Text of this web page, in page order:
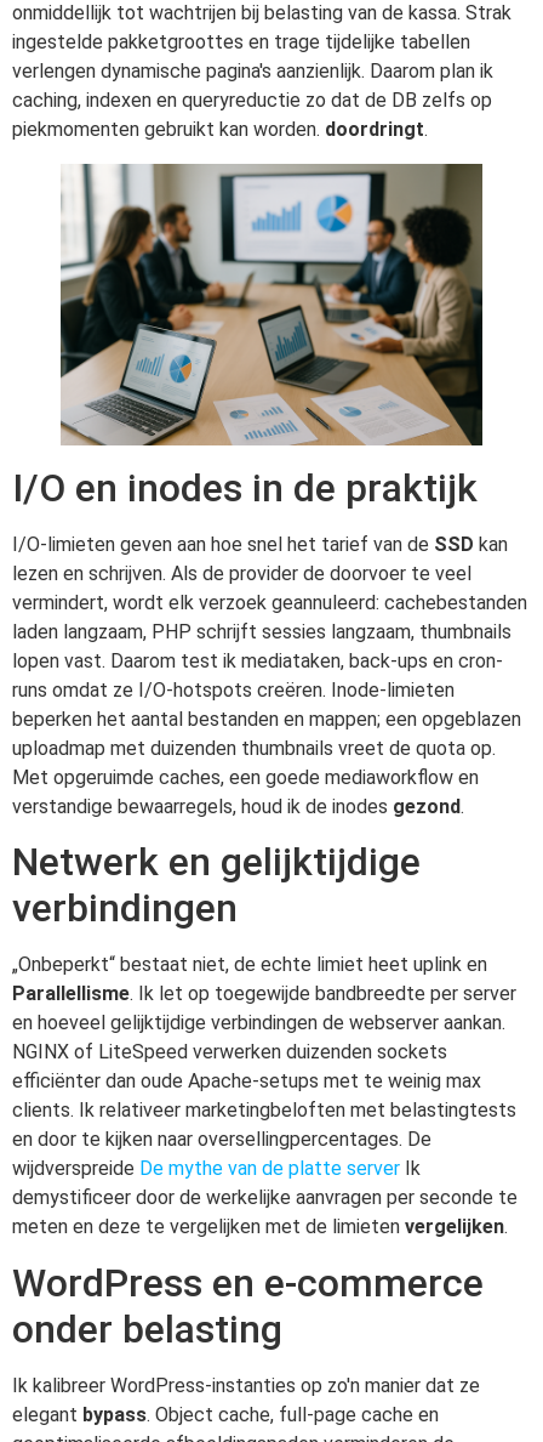
onmiddellijk tot wachtrijen bij belasting van de kassa. Strak
ingestelde pakketgroottes en trage tijdelijke tabellen
verlengen dynamische pagina's aanzienlijk. Daarom plan ik
caching, indexen en queryreductie zo dat de DB zelfs op
piekmomenten gebruikt kan worden. doordringt.
I/O en inodes in de praktijk
I/O-limieten geven aan hoe snel het tarief van de SSD kan
lezen en schrijven. Als de provider de doorvoer te veel
vermindert, wordt elk verzoek geannuleerd: cachebestanden
laden langzaam, PHP schrijft sessies langzaam, thumbnails
lopen vast. Daarom test ik mediataken, back-ups en cron-
runs omdat ze I/O-hotspots creëren. Inode-limieten
beperken het aantal bestanden en mappen; een opgeblazen
uploadmap met duizenden thumbnails vreet de quota op.
Met opgeruimde caches, een goede mediaworkflow en
verstandige bewaarregels, houd ik de inodes gezond.
Netwerk en gelijktijdige
verbindingen
„Onbeperkt“ bestaat niet, de echte limiet heet uplink en
Parallellisme. Ik let op toegewijde bandbreedte per server
en hoeveel gelijktijdige verbindingen de webserver aankan.
NGINX of LiteSpeed verwerken duizenden sockets
efficiënter dan oude Apache-setups met te weinig max
clients. Ik relativeer marketingbeloften met belastingtests
en door te kijken naar oversellingpercentages. De
wijdverspreide De mythe van de platte server Ik
demystificeer door de werkelijke aanvragen per seconde te
meten en deze te vergelijken met de limieten vergelijken.
WordPress en e-commerce
onder belasting
Ik kalibreer WordPress-instanties op zo'n manier dat ze
elegant bypass. Object cache, full-page cache en